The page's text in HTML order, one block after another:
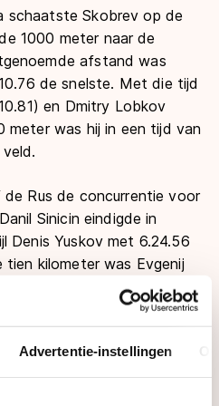
Advertentie-instellingen
schaatste Skobrev op de
1000 meter naar de
afstand was
de snelste. Met die tijd
en Dmitry Lobkov
meter was hij in een tijd van
Rus de concurrentie voor
Sinicin eindigde in
Denis Yuskov met 6.24.56
tien kilometer was Evgenij
Lobysheva haar
af op de 1500 meter.
de overwinning naar